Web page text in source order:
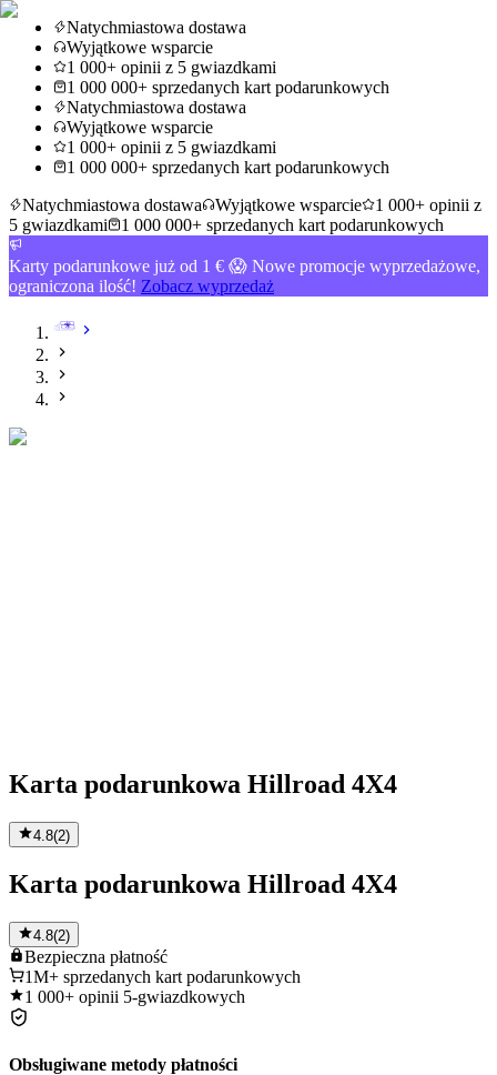
Natychmiastowa dostawa
Wyjątkowe wsparcie
1 000+ opinii z 5 gwiazdkami
1 000 000+ sprzedanych kart podarunkowych
Natychmiastowa dostawa
Wyjątkowe wsparcie
1 000+ opinii z 5 gwiazdkami
1 000 000+ sprzedanych kart podarunkowych
Natychmiastowa dostawa
Wyjątkowe wsparcie
1 000+ opinii z
5 gwiazdkami
1 000 000+ sprzedanych kart podarunkowych
Karty podarunkowe już od 1 € 😱 Nowe promocje wyprzedażowe,
ograniczona ilość! Zobacz wyprzedaż
Karta podarunkowa Hillroad 4X4
4.8(2)
Karta podarunkowa Hillroad 4X4
4.8(2)
Bezpieczna płatność
1M+ sprzedanych kart podarunkowych
1 000+ opinii 5-gwiazdkowych
Obsługiwane metody płatności